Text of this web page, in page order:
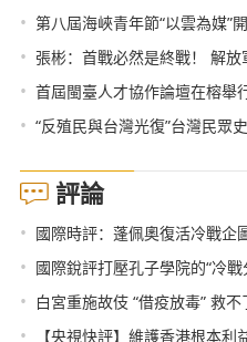
• 第八屆海峽青年節“以雲為媒”
• 張彬：首戰必然是終戰！ 解放
• 首屆閩臺人才協作論壇在榕舉
• “反殖民與台灣光復”台灣民眾
評論
• 國際時評：蓬佩奧復活冷戰企
• 國際銳評打壓孔子學院的“冷
• 白宮重施故伎 “借疫放毒” 救
• 【央視快評】維護香港根本利